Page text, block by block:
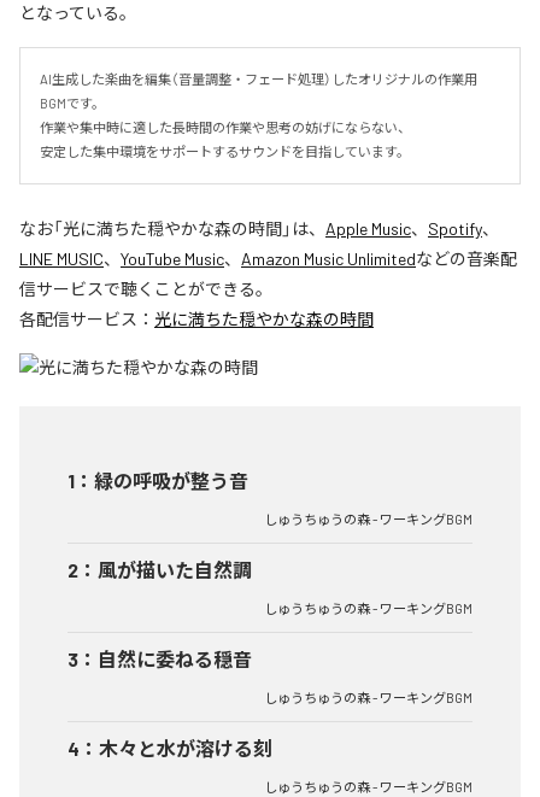
となっている。
AI生成した楽曲を編集（音量調整・フェード処理）したオリジナルの作業用
BGMです。
作業や集中時に適した長時間の作業や思考の妨げにならない、
安定した集中環境をサポートするサウンドを目指しています。
なお「光に満ちた穏やかな森の時間」は、 Apple Music、 Spotify、
LINE MUSIC、 YouTube Music、 Amazon Music Unlimitedなどの音楽配
信サービスで聴くことができる。
各配信サービス： 光に満ちた穏やかな森の時間
1 ： 緑の呼吸が整う音
しゅうちゅうの森 - ワーキングBGM
2 ： 風が描いた自然調
しゅうちゅうの森 - ワーキングBGM
3 ： 自然に委ねる穏音
しゅうちゅうの森 - ワーキングBGM
4 ： 木々と水が溶ける刻
しゅうちゅうの森 - ワーキングBGM